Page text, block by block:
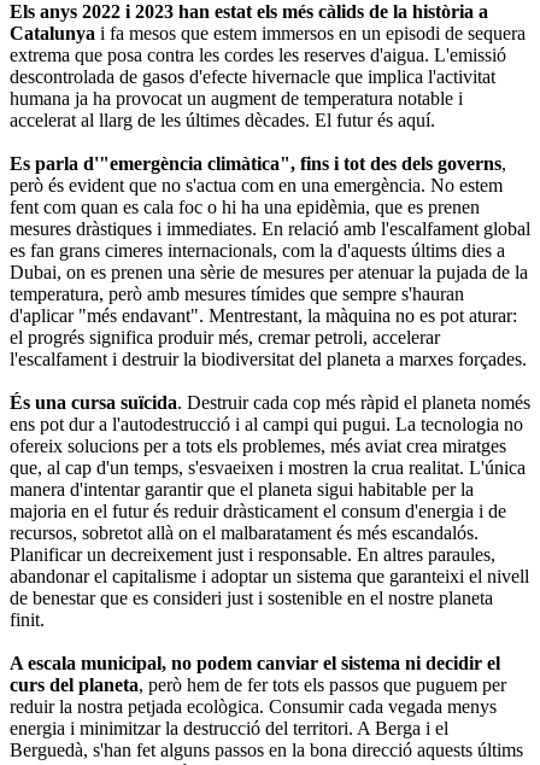
Els anys 2022 i 2023 han estat els més càlids de la història a
Catalunya i fa mesos que estem immersos en un episodi de sequera
extrema que posa contra les cordes les reserves d'aigua. L'emissió
descontrolada de gasos d'efecte hivernacle que implica l'activitat
humana ja ha provocat un augment de temperatura notable i
accelerat al llarg de les últimes dècades. El futur és aquí.
Es parla d'"emergència climàtica", fins i tot des dels governs,
però és evident que no s'actua com en una emergència. No estem
fent com quan es cala foc o hi ha una epidèmia, que es prenen
mesures dràstiques i immediates. En relació amb l'escalfament global
es fan grans cimeres internacionals, com la d'aquests últims dies a
Dubai, on es prenen una sèrie de mesures per atenuar la pujada de la
temperatura, però amb mesures tímides que sempre s'hauran
d'aplicar "més endavant". Mentrestant, la màquina no es pot aturar:
el progrés significa produir més, cremar petroli, accelerar
l'escalfament i destruir la biodiversitat del planeta a marxes forçades.
És una cursa suïcida. Destruir cada cop més ràpid el planeta només
ens pot dur a l'autodestrucció i al campi qui pugui. La tecnologia no
ofereix solucions per a tots els problemes, més aviat crea miratges
que, al cap d'un temps, s'esvaeixen i mostren la crua realitat. L'única
manera d'intentar garantir que el planeta sigui habitable per la
majoria en el futur és reduir dràsticament el consum d'energia i de
recursos, sobretot allà on el malbaratament és més escandalós.
Planificar un decreixement just i responsable. En altres paraules,
abandonar el capitalisme i adoptar un sistema que garanteixi el nivell
de benestar que es consideri just i sostenible en el nostre planeta
finit.
A escala municipal, no podem canviar el sistema ni decidir el
curs del planeta, però hem de fer tots els passos que puguem per
reduir la nostra petjada ecològica. Consumir cada vegada menys
energia i minimitzar la destrucció del territori. A Berga i el
Berguedà, s'han fet alguns passos en la bona direcció aquests últims